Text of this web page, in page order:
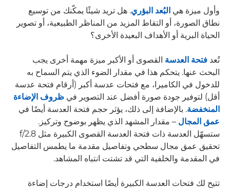
وأول ميزة هي البُعد البؤري. هل تريد شيئًا يمكّنك من توسيع
نطاق الصورة، أو التقاط المزيد من المناظر الطبيعية، أو تصوير
الحياة البرية أو الأهداف البعيدة الأخرى؟
تُعد فتحة العدسة القصوى أو الأكبر ميزة مهمة أخرى يجب
البحث عنها. يتحكم هذا في مقدار الضوء الذي يتم السماح به
للدخول في الكاميرا، مع فتحات عدسة أكبر (أرقام فتحة عدسة
أقل) لتوفير جودة صورة أفضل عند التصوير في ظروف الإضاءة
المنخفضة. بالإضافة إلى ذلك، يؤثر حجم فتحة العدسة أيضًا في
عمق المجال – مقدار المشهد الذي يظهر بوضوح وتركيز.
ستسهّل العدسة ذات فتحة العدسة القصوى الكبيرة مثل f/2.8
تحقيق عمق مجال سطحي وتفاصيل مقدمة ما يطمس التفاصيل
في المقدمة والخلفية التي قد تشتت انتباه المشاهد.
تتيح لك فتحات العدسة الكبيرة أيضًا استخدام درجات إضاءة